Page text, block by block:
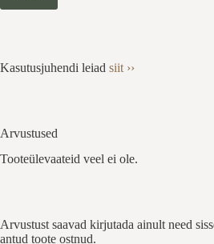
Kasutusjuhendi leiad siit ››
Arvustused
Tooteülevaateid veel ei ole.
Arvustust saavad kirjutada ainult need
antud toote ostnud.